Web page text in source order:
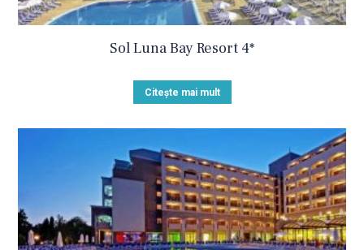
Sol Luna Bay Resort 4*
Citește mai mult